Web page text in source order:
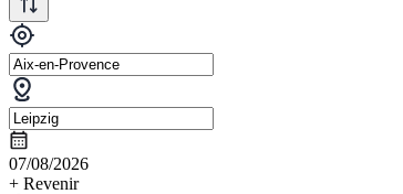
07/08/2026
+ Revenir